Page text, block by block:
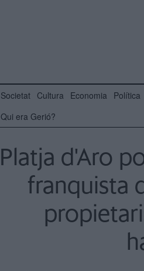
Societat Cultura Economia Política
Qui era Gerió?
Platja d'Aro
franquista